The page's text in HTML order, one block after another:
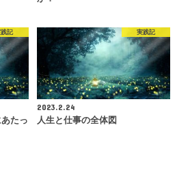
践記
たっ
実践記
2023.2.24
人生と仕事の全体図